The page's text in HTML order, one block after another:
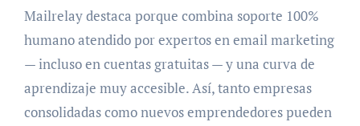
Mailrelay destaca porque combina soporte 100%
humano atendido por expertos en email marketing
— incluso en cuentas gratuitas — y una curva de
aprendizaje muy accesible. Así, tanto empresas
consolidadas como nuevos emprendedores pueden